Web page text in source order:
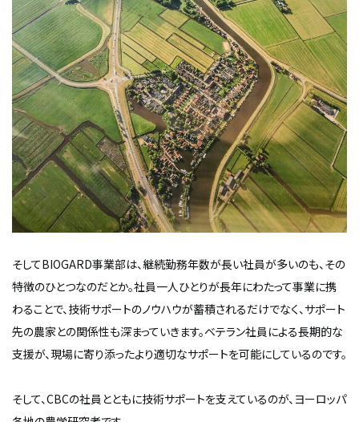
そしてBIOGARD事業部は、継続勤務年数が長い社員が多いのも、その
特徴のひとつなのだとか。社員一人ひとりが長年にわたって事業に携
わることで、技術サポートのノウハウが蓄積されるだけでなく、サポート
先の農家との関係性も深まっていきます。ベテラン社員による長期的な
支援が、現場に寄り添ったより適切なサポートを可能にしているのです。
そして、CBCの社員とともに技術サポートを支えているのが、ヨーロッパ